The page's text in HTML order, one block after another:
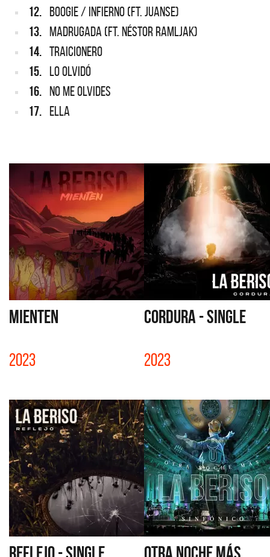
12. BOOGIE / INFIERNO (FT. JUANSE)
13. MADRUGADA (FT. NÉSTOR RAMLJAK)
14. TRAICIONERO
15. LO OLVIDÓ
16. NO ME OLVIDES
17. ELLA
MIENTEN
2023
CORDURA - SINGLE
2023
REFLEJO - SINGLE OTRA NOCHE MÁS